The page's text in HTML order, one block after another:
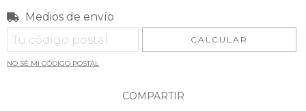
Entregas para el CP:
Medios de envío
CALCULAR
NO SÉ MI CÓDIGO POSTAL
COMPARTIR